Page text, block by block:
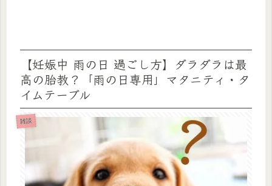
【妊娠中 雨の日 過ごし方】ダラダラは最
高の胎教？「雨の日専用」マタニティ・タ
イムテーブル
雑談